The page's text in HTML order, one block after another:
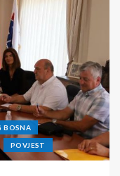
BOSNA
POVJEST